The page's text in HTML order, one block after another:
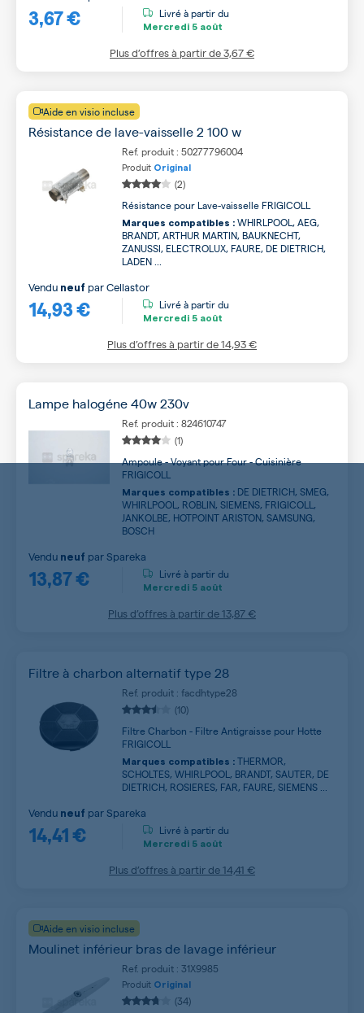
3,67 € Livré à partir du
Mercredi 5 août
Plus d’offres à partir de3,67 €
Aide en visio incluse
Résistance de lave-vaisselle 2 100 w
Ref. produit : 50277796004
Produit Original
(2)
Résistance pour Lave-vaisselle FRIGICOLL
Marques compatibles : WHIRLPOOL, AEG,
BRANDT, ARTHUR MARTIN, BAUKNECHT,
ZANUSSI, ELECTROLUX, FAURE, DE DIETRICH,
LADEN ...
14,93 €
Vendu neuf parCellastor
Livré à partir du
Mercredi 5 août
Plus d’offres à partir de14,93 €
Lampe halogéne 40w 230v
Ref. produit : 824610747
(1)
Ampoule - Voyant pour Four - Cuisinière
FRIGICOLL
Marques compatibles : DE DIETRICH, SMEG,
WHIRLPOOL, ROBLIN, SIEMENS, FRIGICOLL,
JANKOLBE, HOTPOINT ARISTON, SAMSUNG,
BOSCH
13,87 €
Vendu neuf parSpareka
Livré à partir du
Mercredi 5 août
Plus d’offres à partir de13,87 €
Filtre à charbon alternatif type 28
Ref. produit : facdhtype28
(10)
Filtre Charbon - Filtre Antigraisse pour Hotte
FRIGICOLL
Marques compatibles : THERMOR,
SCHOLTES, WHIRLPOOL, BRANDT, SAUTER, DE
DIETRICH, ROSIERES, FAR, FAURE, SIEMENS ...
14,41 €
Vendu neuf parSpareka
Livré à partir du
Mercredi 5 août
Plus d’offres à partir de14,41 €
Aide en visio incluse
Moulinet inférieur bras de lavage inférieur
Ref. produit : 31X9985
Produit Original
(34)